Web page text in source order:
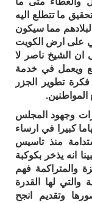
ما تتطلع اليه
مما سيكون
على ارض الكويت
ان الشيخ ناصر لا
ويعمل في خدمة
تطوير الجزر
وجهود المجلس
كبيرا في ارساء
منذ تاسيس
بالقانون 47 لسنة 1960، مبينا انه يذخر بكوكبة
والمتراكمة فهم
والتي لها القدرة
وتقديم انجح